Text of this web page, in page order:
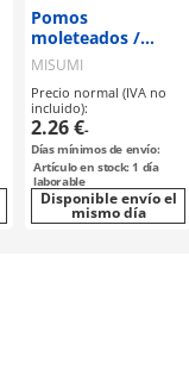
Pomos
moleteados /
diámetro pequeño
similar DIN 464 /
similar DIN 466 /
similar DIN 467
MISUMI
Precio normal (IVA no
incluido):
2.26 €-
Días mínimos de envío:
Artículo en stock: 1 día
laborable
Disponible envío el
mismo día